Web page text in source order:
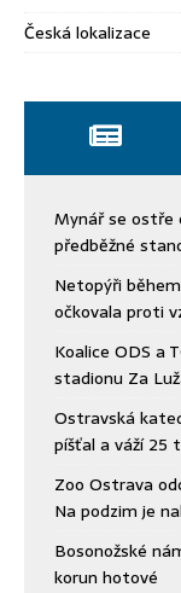
Česká lokalizace
Mynář se ostře
předběžné
Netopýři
očkovala proti
Koalice ODS a
stadionu Za
Ostravská
píšťal a váží 25
Zoo Ostrava
Na podzim je
Bosonožské
korun hotové